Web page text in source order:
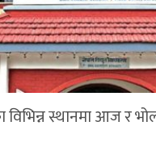
स्थानमा आज र